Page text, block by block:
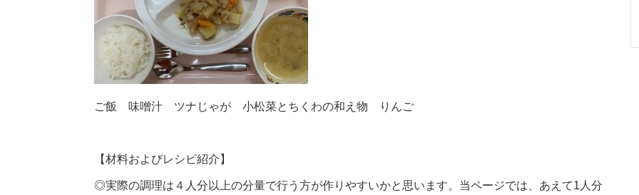
ご飯 味噌汁 ツナじゃが 小松菜とちくわの和え物 りんご
【材料およびレシピ紹介】
◎実際の調理は４人分以上の分量で行う方が作りやすいかと思います。当ページでは、あえて1人分